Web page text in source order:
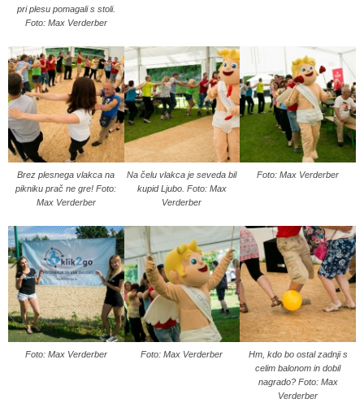
pri plesu pomagali s stoli.
Foto: Max Verderber
Brez plesnega vlakca na
pikniku prač ne gre! Foto:
Max Verderber
Na čelu vlakca je seveda bil
kupid Ljubo. Foto: Max
Verderber
Foto: Max Verderber
Foto: Max Verderber Foto: Max Verderber
Hm, kdo bo ostal zadnji s
celim balonom in dobil
nagrado? Foto: Max
Verderber